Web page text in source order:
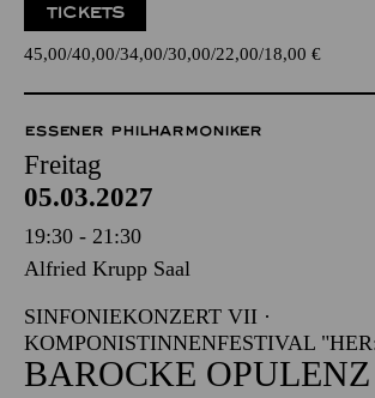
TICKETS
45,00 40,00 34,00 30,00 22,00 18,00 €
ESSENER PHILHARMONIKER
Freitag
05.03.2027
19:30 - 21:30
Alfried Krupp Saal
SINFONIEKONZERT VII ·
KOMPONISTINNENFESTIVAL
BAROCKE OPULENZ